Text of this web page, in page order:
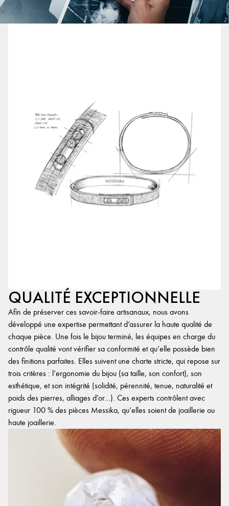
QUALITÉ EXCEPTIONNELLE
Afin de préserver ces savoir-faire artisanaux, nous avons
développé une expertise permettant d’assurer la haute qualité de
chaque pièce. Une fois le bijou terminé, les équipes en charge du
contrôle qualité vont vérifier sa conformité et qu’elle possède bien
des finitions parfaites. Elles suivent une charte stricte, qui repose sur
trois critères : l’ergonomie du bijou (sa taille, son confort), son
esthétique, et son intégrité (solidité, pérennité, tenue, naturalité et
poids des pierres, alliages d’or…). Ces experts contrôlent avec
rigueur 100 % des pièces Messika, qu’elles soient de joaillerie ou
haute joaillerie.